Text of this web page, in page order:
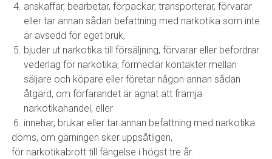
anskaffar, bearbetar, förpackar, transporterar, förvarar
eller tar annan sådan befattning med narkotika som inte
är avsedd för eget bruk,
bjuder ut narkotika till försäljning, förvarar eller befordrar
vederlag för narkotika, förmedlar kontakter mellan
säljare och köpare eller företar någon annan sådan
åtgärd, om förfarandet är ägnat att främja
narkotikahandel, eller
innehar, brukar eller tar annan befattning med narkotika
döms, om gärningen sker uppsåtligen,
för narkotikabrott till fängelse i högst tre år.